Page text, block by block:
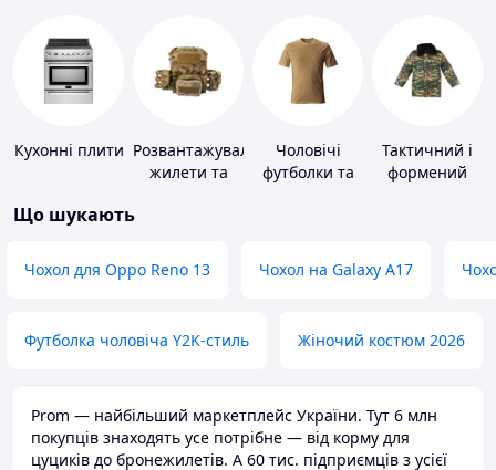
Кухонні плити Розвантажувальні
жилети та
Чоловічі
футболки та
Тактичний і
формений
Що шукають
Чохол для Oppo Reno 13 Чохол на Galaxy A17
Футболка чоловіча Y2K-стиль Жіночий костюм 2026
Prom — найбільший маркетплейс України. Тут 6 млн
покупців знаходять усе потрібне — від корму для
цуциків до бронежилетів. А 60 тис. підприємців з усієї